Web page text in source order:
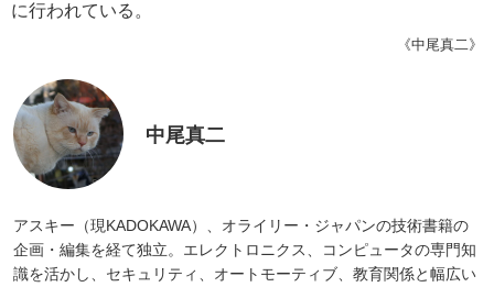
に行われている。
《中尾真二》
中尾真二
アスキー（現KADOKAWA）、オライリー・ジャパンの技術書籍の
企画・編集を経て独立。エレクトロニクス、コンピュータの専門知
識を活かし、セキュリティ、オートモーティブ、教育関係と幅広い